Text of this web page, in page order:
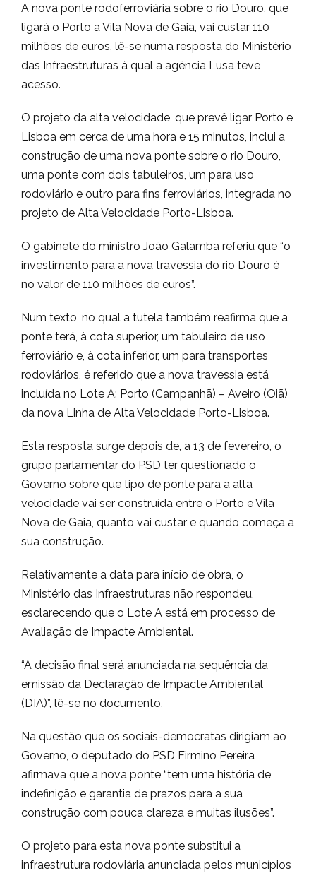
A nova ponte rodoferroviária sobre o rio Douro, que
ligará o Porto a Vila Nova de Gaia, vai custar 110
milhões de euros, lê-se numa resposta do Ministério
das Infraestruturas à qual a agência Lusa teve
acesso.
O projeto da alta velocidade, que prevê ligar Porto e
Lisboa em cerca de uma hora e 15 minutos, inclui a
construção de uma nova ponte sobre o rio Douro,
uma ponte com dois tabuleiros, um para uso
rodoviário e outro para fins ferroviários, integrada no
projeto de Alta Velocidade Porto-Lisboa.
O gabinete do ministro João Galamba referiu que “o
investimento para a nova travessia do rio Douro é
no valor de 110 milhões de euros”.
Num texto, no qual a tutela também reafirma que a
ponte terá, à cota superior, um tabuleiro de uso
ferroviário e, à cota inferior, um para transportes
rodoviários, é referido que a nova travessia está
incluída no Lote A: Porto (Campanhã) – Aveiro (Oiã)
da nova Linha de Alta Velocidade Porto-Lisboa.
Esta resposta surge depois de, a 13 de fevereiro, o
grupo parlamentar do PSD ter questionado o
Governo sobre que tipo de ponte para a alta
velocidade vai ser construída entre o Porto e Vila
Nova de Gaia, quanto vai custar e quando começa a
sua construção.
Relativamente a data para início de obra, o
Ministério das Infraestruturas não respondeu,
esclarecendo que o Lote A está em processo de
Avaliação de Impacte Ambiental.
“A decisão final será anunciada na sequência da
emissão da Declaração de Impacte Ambiental
(DIA)”, lê-se no documento.
Na questão que os sociais-democratas dirigiam ao
Governo, o deputado do PSD Firmino Pereira
afirmava que a nova ponte “tem uma história de
indefinição e garantia de prazos para a sua
construção com pouca clareza e muitas ilusões”.
O projeto para esta nova ponte substitui a
infraestrutura rodoviária anunciada pelos municípios